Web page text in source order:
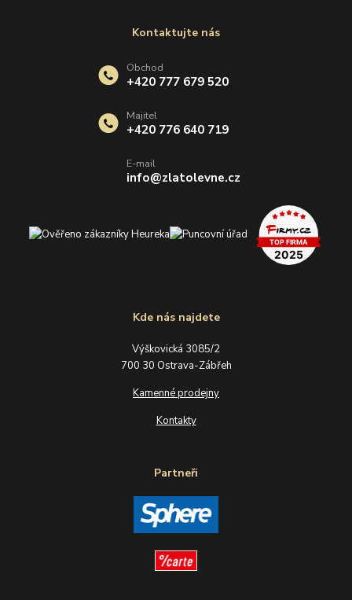
Kde nás najdete
Výškovická 3085/2
700 30 Ostrava-Zábřeh
Kamenné prodejny
Kontakty
Partneři
Kontaktujte nás
Obchod
+420 777 679 520
Majitel
+420 776 640 719
E-mail
info@zlatolevne.cz